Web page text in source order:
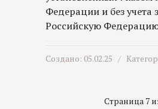
Федерации и без учета
Российскую
Создано: 05.02.25 /
Страница 7